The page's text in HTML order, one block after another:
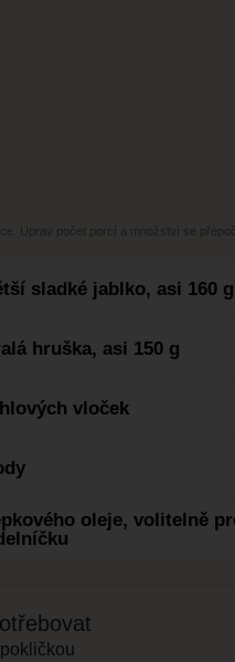
. Uprav počet porcí a množství se
sladké jablko, asi 160 g
hruška, asi 150 g
vloček
oleje, volitelně